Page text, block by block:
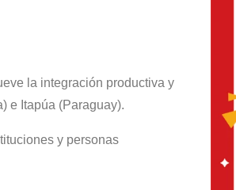
la integración productiva y
e Itapúa (Paraguay).
y personas